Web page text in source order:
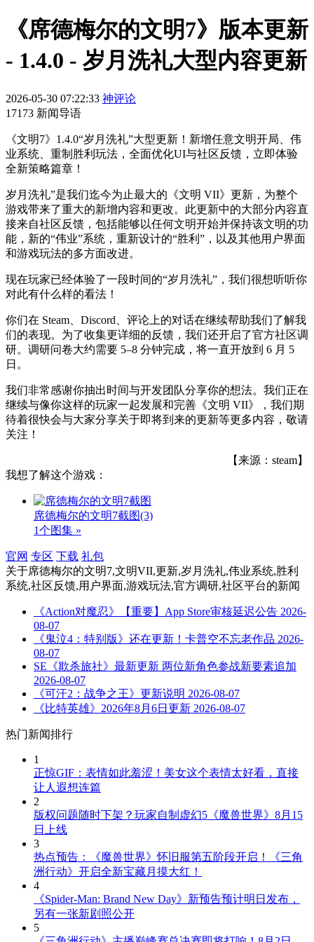
《席德梅尔的文明7》版本更新
- 1.4.0 - 岁月洗礼大型内容更新
2026-05-30 07:22:33 神评论
17173 新闻导语
《文明7》1.4.0“岁月洗礼”大型更新！新增任意文明开局、伟
业系统、重制胜利玩法，全面优化UI与社区反馈，立即体验
全新策略篇章！
岁月洗礼”是我们迄今为止最大的《文明 VII》更新，为整个
游戏带来了重大的新增内容和更改。此更新中的大部分内容直
接来自社区反馈，包括能够以任何文明开始并保持该文明的功
能，新的“伟业”系统，重新设计的“胜利”，以及其他用户界面
和游戏玩法的多方面改进。
现在玩家已经体验了一段时间的“岁月洗礼”，我们很想听听你
对此有什么样的看法！
你们在 Steam、Discord、评论上的对话在继续帮助我们了解我
们的表现。为了收集更详细的反馈，我们还开启了官方社区调
研。调研问卷大约需要 5–8 分钟完成，将一直开放到 6 月 5
日。
我们非常感谢你抽出时间与开发团队分享你的想法。我们正在
继续与像你这样的玩家一起发展和完善《文明 VII》，我们期
待着很快会与大家分享关于即将到来的更新等更多内容，敬请
关注！
【来源：steam】
我想了解这个游戏：
席德梅尔的文明7截图(3)
1个图集 »
官网 专区 下载 礼包
关于席德梅尔的文明7,文明VII,更新,岁月洗礼,伟业系统,胜利
系统,社区反馈,用户界面,游戏玩法,官方调研,社区平台的新闻
《Action对魔忍》【重要】App Store审核延迟公告 2026-
08-07
《鬼泣4：特别版》还在更新！卡普空不忘老作品 2026-
08-07
SE《欺杀旅社》最新更新 两位新角色参战新要素追加
2026-08-07
《可汗2：战争之王》更新说明 2026-08-07
《比特英雄》2026年8月6日更新 2026-08-07
热门新闻排行
1
正惊GIF：表情如此羞涩！美女这个表情太好看，直接
让人遐想连篇
2
版权问题随时下架？玩家自制虚幻5《魔兽世界》8月15
日上线
3
热点预告：《魔兽世界》怀旧服第五阶段开启！《三角
洲行动》开启全新宝藏月摸大红！
4
《Spider-Man: Brand New Day》新预告预计明日发布，
另有一张新剧照公开
5